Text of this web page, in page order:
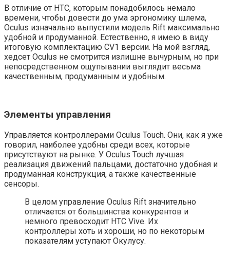
В отличие от HTC, которым понадобилось немало
времени, чтобы довести до ума эргономику шлема,
Oculus изначально выпустили модель Rift максимально
удобной и продуманной. Естественно, я имею в виду
итоговую комплектацию CV1 версии. На мой взгляд,
хедсет Oculus не смотрится излишне вычурным, но при
непосредственном ощупывании выглядит весьма
качественным, продуманным и удобным.
Элементы управления
Управляется контроллерами Oculus Touch. Они, как я уже
говорил, наиболее удобны среди всех, которые
присутствуют на рынке. У Oculus Touch лучшая
реализация движений пальцами, достаточно удобная и
продуманная конструкция, а также качественные
сенсоры.
В целом управление Oculus Rift значительно
отличается от большинства конкурентов и
немного превосходит HTC Vive. Их
контроллеры хоть и хороши, но по некоторым
показателям уступают Окулусу.